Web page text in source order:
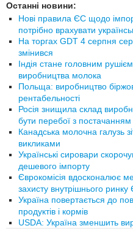
Останні новини:
Нові правила ЄС щодо
потрібно врахувати
На торгах GDT 4 серпня
змінився
Індія стане головним
виробництва молока
Польща: виробництво
рентабельності
Росія знищила склад
бути перебої з постачанням
Канадська молочна галузь
викликами
Українські сировари
дешевого імпорту
Єврокомісія вдосконалює
захисту внутрішнього
Україна повертається до
продуктів і кормів
USDA: Україна зменшить